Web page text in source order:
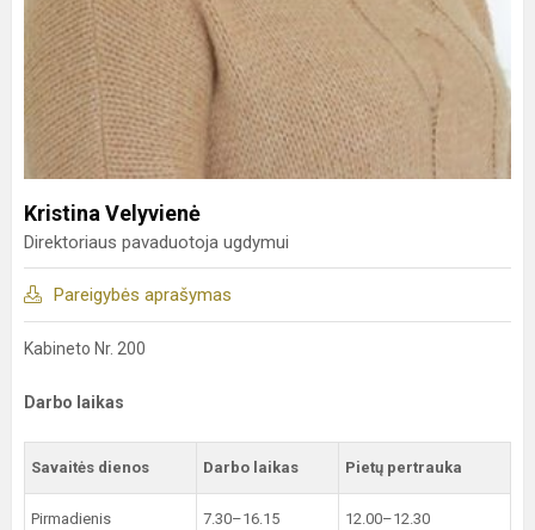
Kristina Velyvienė
Direktoriaus pavaduotoja ugdymui
Pareigybės aprašymas
Kabineto Nr. 200
Darbo laikas
Savaitės dienos Darbo laikas Pietų pertrauka
Pirmadienis 7.30–16.15 12.00–12.30